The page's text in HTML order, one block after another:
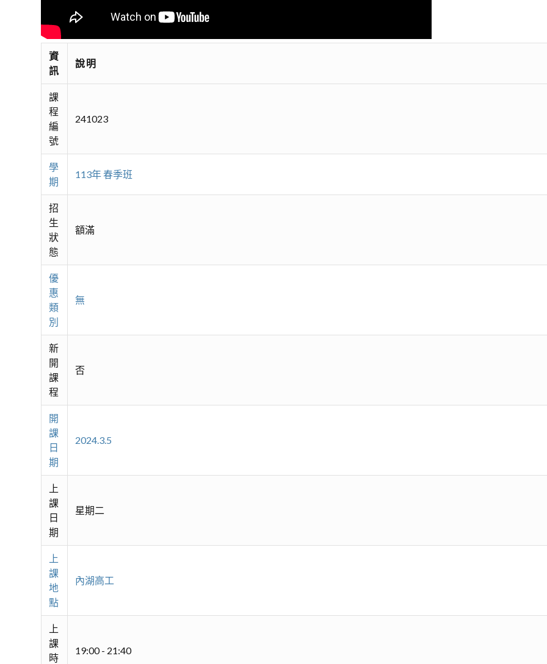
資
訊
說明
課
程
編
號
241023
學
期
113年 春季班
招
生
狀
態
額滿
優
惠
類
別
無
新
開
課
程
否
開
課
日
期
2024.3.5
上
課
日
期
星期二
上
課
地
點
內湖高工
上
課
時
19:00 - 21:40